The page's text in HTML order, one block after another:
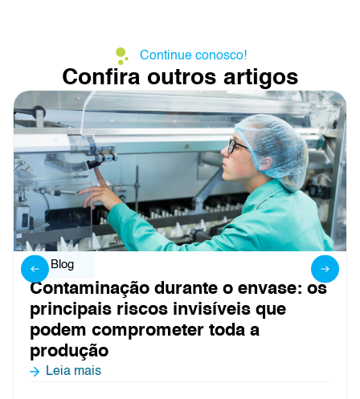
Continue conosco!
Confira outros artigos
Blog
Contaminação durante o envase: os
principais riscos invisíveis que
podem comprometer toda a
produção
Leia mais